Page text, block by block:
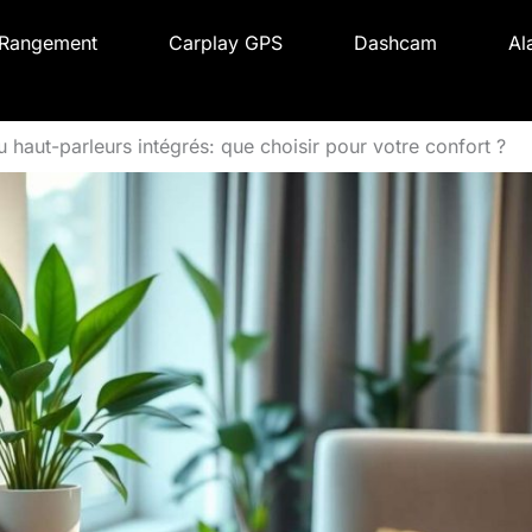
Rangement Carplay GPS Dashcam
haut-parleurs intégrés: que choisir pour votre confort ?